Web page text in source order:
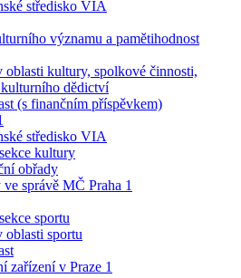
středisko VIA
významu a pamětihodnost
oblasti kultury, spolkové činnosti,
dědictví
(s finančním příspěvkem)
středisko VIA
kultury
obřady
ve správě MČ Praha 1
sportu
oblasti sportu
zařízení v Praze 1